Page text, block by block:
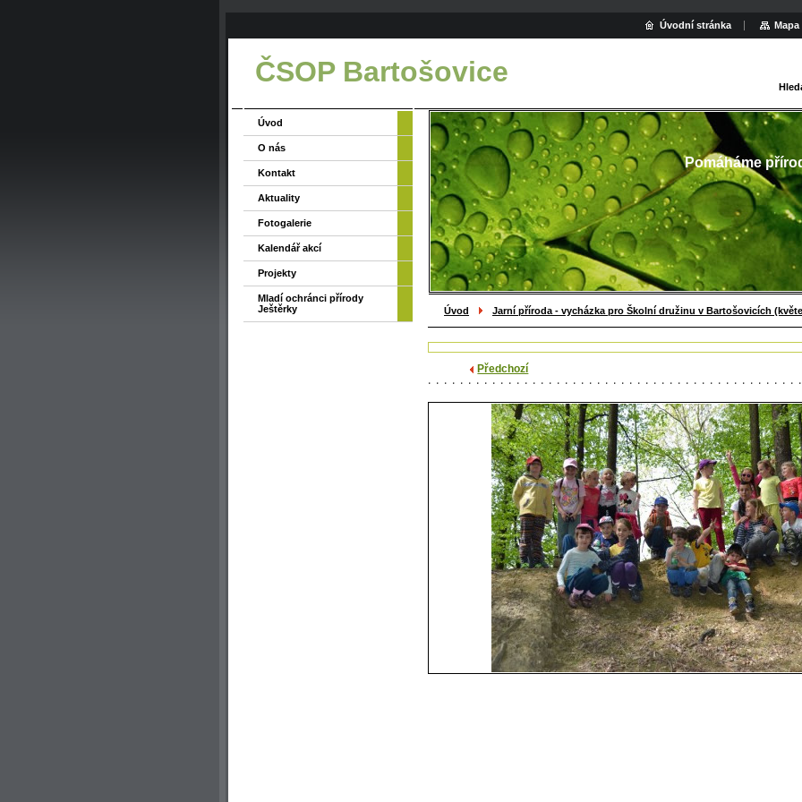
ČSOP Bartošovice
Pomáháme
Úvod Jarní příroda - vycházka pro Školní družinu v Bartošovicích
Předchozí
Úvod
O nás
Kontakt
Aktuality
Fotogalerie
Kalendář akcí
Projekty
Mladí ochránci přírody
Ještěrky
Úvodní stránka